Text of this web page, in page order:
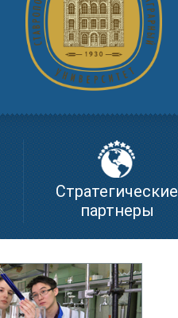
Стратегические
партнеры